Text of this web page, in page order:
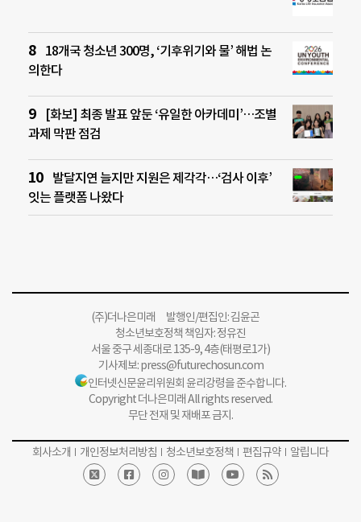
18개국 청소년 300명, ‘기후위기와 물’ 해법 논
의한다
[화보] 최종 발표 앞둔 ‘유일한 아카데미’…조별
과제 막판 점검
발달지연 늘지만 지원은 제각각…‘검사 이후’
잇는 플랫폼 나왔다
(주)더나은미래 발행인/편집인: 김윤곤
청소년보호정책 책임자: 정유진
서울 중구 세종대로 135-9, 4층(태평로1가)
기사제보:press@futurechosun.com
인터넷신문윤리위원회 윤리강령을 준수합니다.
Copyright 더나은미래 All rights reserved.
무단 전재 및 재배포 금지.
회사소개 개인정보처리방침 청소년보호정책 편집규약 알립니다